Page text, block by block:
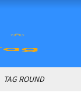
TAG ROUND